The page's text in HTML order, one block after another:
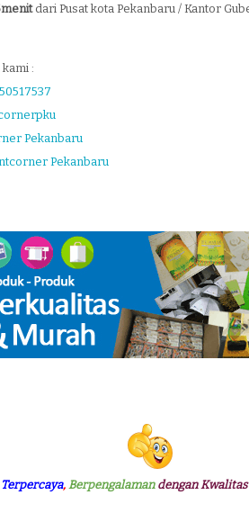
dari Pusat kota Pekanbaru / Kantor
:
Pekanbaru
Pekanbaru
Terpercaya, Berpengalamandengan Kwalitas